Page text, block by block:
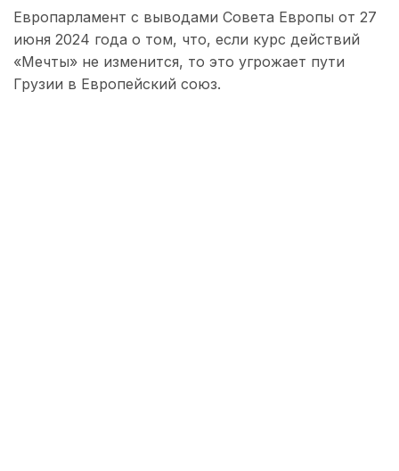
Европарламент с выводами Совета Европы от 27
июня 2024 года о том, что, если курс действий
«Мечты» не изменится, то это угрожает пути
Грузии в Европейский союз.